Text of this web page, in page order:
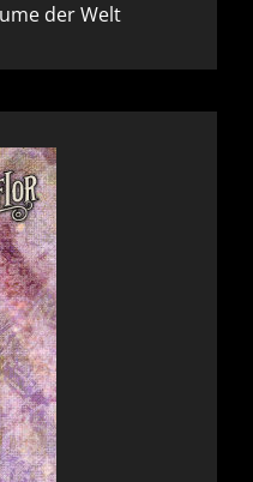
der Welt